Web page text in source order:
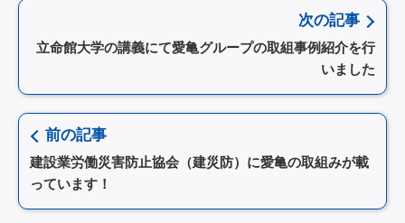
次の記事
立命館大学の講義にて愛亀グループの取組事例紹介を行
いました
前の記事
建設業労働災害防止協会（建災防）に愛亀の取組みが載
っています！